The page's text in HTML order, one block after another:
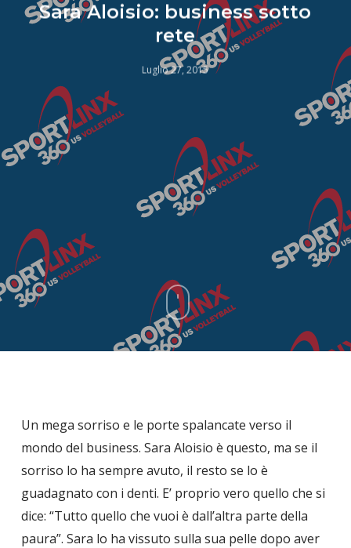
Sara Aloisio: business sotto
rete
Luglio 27, 2015
Un mega sorriso e le porte spalancate verso il
mondo del business. Sara Aloisio è questo, ma se il
sorriso lo ha sempre avuto, il resto se lo è
guadagnato con i denti. E’ proprio vero quello che si
dice: “Tutto quello che vuoi è dall’altra parte della
paura”. Sara lo ha vissuto sulla sua pelle dopo aver